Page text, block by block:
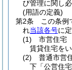
び管理に関し
(用語の定義)
第2条
この条例
れ当該各号に
(1)
市営住宅
賃貸住宅をい
(2)
普通市営
下「公営住